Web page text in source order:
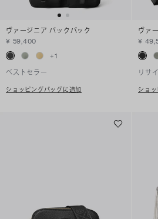
ヴァージニア バックパック
¥ 59,400
+1
ベストセラー
ショッピングバッグに追加
ヴァ
¥
リサ
ショ